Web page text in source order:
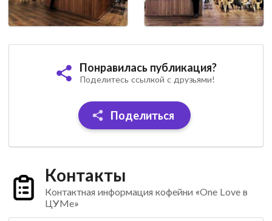
Понравилась публикация?
Поделитесь ссылкой с друзьями!
Поделиться
Контакты
Контактная информация кофейни «One Love в
ЦУМе»